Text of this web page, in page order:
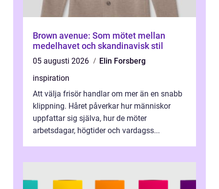
Brown avenue: Som mötet mellan
medelhavet och skandinavisk stil
05 augusti 2026
Elin Forsberg
inspiration
Att välja frisör handlar om mer än en snabb
klippning. Håret påverkar hur människor
uppfattar sig själva, hur de möter
arbetsdagar, högtider och vardagss...